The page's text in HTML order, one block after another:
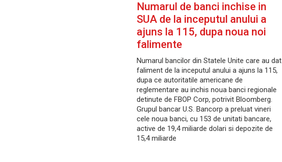
Numarul de banci inchise in
SUA de la inceputul anului a
ajuns la 115, dupa noua noi
falimente
Numarul bancilor din Statele Unite care au dat
faliment de la inceputul anului a ajuns la 115,
dupa ce autoritatile americane de
reglementare au inchis noua banci regionale
detinute de FBOP Corp, potrivit Bloomberg.
Grupul bancar U.S. Bancorp a preluat vineri
cele noua banci, cu 153 de unitati bancare,
active de 19,4 miliarde dolari si depozite de
15,4 miliarde